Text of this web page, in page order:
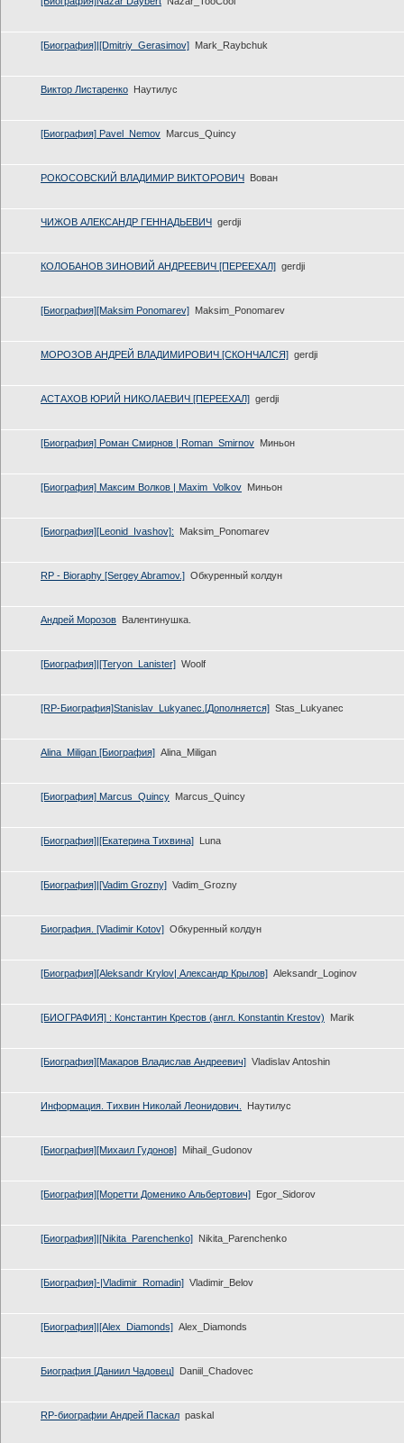
[Биография]|[Dmitriy_Gerasimov] Mark_Raybchuk
Виктор Листаренко Наутилус
[Биография] Pavel_Nemov Marcus_Quincy
РОКОСОВСКИЙ ВЛАДИМИР ВИКТОРОВИЧ Вован
ЧИЖОВ АЛЕКСАНДР ГЕННАДЬЕВИЧ gerdji
КОЛОБАНОВ ЗИНОВИЙ АНДРЕЕВИЧ [ПЕРЕЕХАЛ] gerdji
[Биография][Maksim Ponomarev] Maksim_Ponomarev
МОРОЗОВ АНДРЕЙ ВЛАДИМИРОВИЧ [СКОНЧАЛСЯ] gerdji
АСТАХОВ ЮРИЙ НИКОЛАЕВИЧ [ПЕРЕЕХАЛ] gerdji
[Биография] Роман Смирнов | Roman_Smirnov Миньон
[Биография] Максим Волков | Maxim_Volkov Миньон
[Биография][Leonid_Ivashov]: Maksim_Ponomarev
RP - Bioraphy [Sergey Abramov.] Обкуренный колдун
Андрей Морозов Валентинушка.
[Биография]|[Teryon_Lanister] Woolf
[RP-Биография]Stanislav_Lukyanec.[Дополняется] Stas_Lukyanec
Alina_Miligan [Биография] Alina_Miligan
[Биография] Marcus_Quincy Marcus_Quincy
[Биография]|[Екатерина Тихвина] Luna
[Биография]|[Vadim Grozny] Vadim_Grozny
Биография. [Vladimir Kotov] Обкуренный колдун
[Биография][Aleksandr Krylov| Александр Крылов] Aleksandr_Loginov
[БИОГРАФИЯ] : Константин Крестов (англ. Konstantin Krestov) Marik
[Биография][Макаров Владислав Андреевич] Vladislav Antoshin
Информация. Тихвин Николай Леонидович. Наутилус
[Биография][Михаил Гудонов] Mihail_Gudonov
[Биография][Моретти Доменико Альбертович] Egor_Sidorov
[Биография]|[Nikita_Parenchenko] Nikita_Parenchenko
[Биография]-|Vladimir_Romadin] Vladimir_Belov
[Биография]|[Alex_Diamonds] Alex_Diamonds
Биография [Даниил Чадовец] Daniil_Chadovec
RP-биографии Андрей Паскал paskal